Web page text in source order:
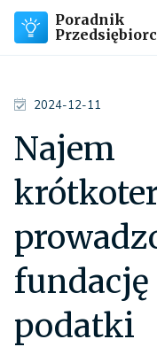
Poradnik
2024-12-11
Najem
podatki